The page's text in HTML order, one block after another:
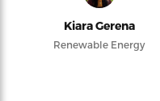
Kiara Gerena
Renewable Energy